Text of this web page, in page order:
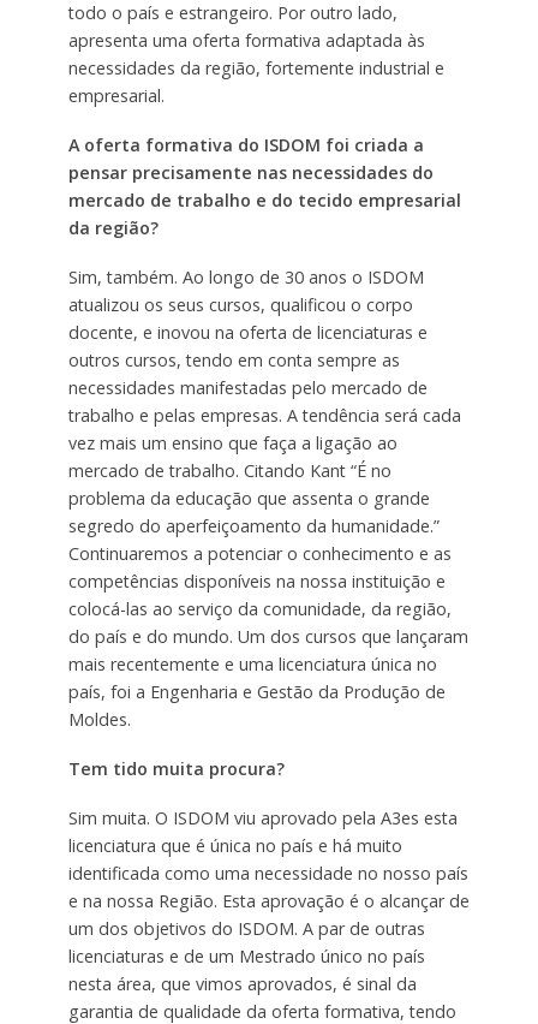
todo o país e estrangeiro. Por outro lado,
apresenta uma oferta formativa adaptada às
necessidades da região, fortemente industrial e
empresarial.
A oferta formativa do ISDOM foi criada a
pensar precisamente nas necessidades do
mercado de trabalho e do tecido empresarial
da região?
Sim, também. Ao longo de 30 anos o ISDOM
atualizou os seus cursos, qualificou o corpo
docente, e inovou na oferta de licenciaturas e
outros cursos, tendo em conta sempre as
necessidades manifestadas pelo mercado de
trabalho e pelas empresas. A tendência será cada
vez mais um ensino que faça a ligação ao
mercado de trabalho. Citando Kant “É no
problema da educação que assenta o grande
segredo do aperfeiçoamento da humanidade.”
Continuaremos a potenciar o conhecimento e as
competências disponíveis na nossa instituição e
colocá-las ao serviço da comunidade, da região,
do país e do mundo. Um dos cursos que lançaram
mais recentemente e uma licenciatura única no
país, foi a Engenharia e Gestão da Produção de
Moldes.
Tem tido muita procura?
Sim muita. O ISDOM viu aprovado pela A3es esta
licenciatura que é única no país e há muito
identificada como uma necessidade no nosso país
e na nossa Região. Esta aprovação é o alcançar de
um dos objetivos do ISDOM. A par de outras
licenciaturas e de um Mestrado único no país
nesta área, que vimos aprovados, é sinal da
garantia de qualidade da oferta formativa, tendo